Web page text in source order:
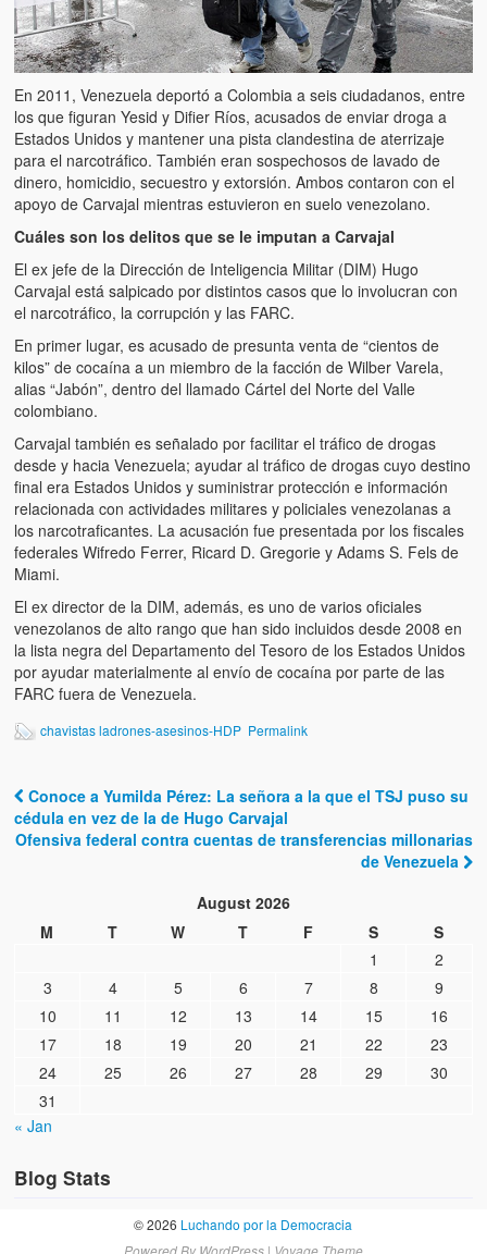
En 2011, Venezuela deportó a Colombia a seis ciudadanos, entre
los que figuran Yesid y Difier Ríos, acusados de enviar droga a
Estados Unidos y mantener una pista clandestina de aterrizaje
para el narcotráfico. También eran sospechosos de lavado de
dinero, homicidio, secuestro y extorsión. Ambos contaron con el
apoyo de Carvajal mientras estuvieron en suelo venezolano.
Cuáles son los delitos que se le imputan a Carvajal
El ex jefe de la Dirección de Inteligencia Militar (DIM) Hugo
Carvajal está salpicado por distintos casos que lo involucran con
el narcotráfico, la corrupción y las FARC.
En primer lugar, es acusado de presunta venta de “cientos de
kilos” de cocaína a un miembro de la facción de Wilber Varela,
alias “Jabón”, dentro del llamado Cártel del Norte del Valle
colombiano.
Carvajal también es señalado por facilitar el tráfico de drogas
desde y hacia Venezuela; ayudar al tráfico de drogas cuyo destino
final era Estados Unidos y suministrar protección e información
relacionada con actividades militares y policiales venezolanas a
los narcotraficantes. La acusación fue presentada por los fiscales
federales Wifredo Ferrer, Ricard D. Gregorie y Adams S. Fels de
Miami.
El ex director de la DIM, además, es uno de varios oficiales
venezolanos de alto rango que han sido incluidos desde 2008 en
la lista negra del Departamento del Tesoro de los Estados Unidos
por ayudar materialmente al envío de cocaína por parte de las
FARC fuera de Venezuela.
chavistas ladrones-asesinos-HDP Permalink
Post navigation
Conoce a Yumilda Pérez: La señora a la que el TSJ puso su
cédula en vez de la de Hugo Carvajal
Ofensiva federal contra cuentas de transferencias millonarias
de Venezuela
August 2026
M
T W T F S
S
1
2
3
4 5 6 7 8
9
10
11 12 13 14 15
16
17
18 19 20 21 22
23
24
25 26 27 28 29
30
31
« Jan
Blog Stats
© 2026 Luchando por la Democracia
Powered By WordPress| Voyage Theme